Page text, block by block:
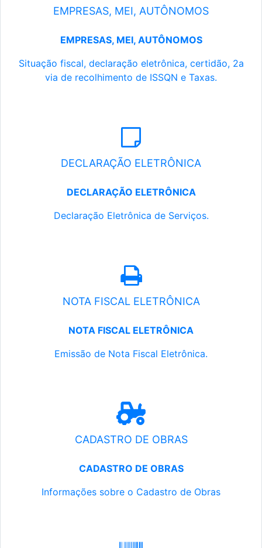
EMPRESAS, MEI, AUTÔNOMOS
EMPRESAS, MEI, AUTÔNOMOS
Situação fiscal, declaração eletrônica, certidão, 2a
via de recolhimento de ISSQN e Taxas.
DECLARAÇÃO ELETRÔNICA
DECLARAÇÃO ELETRÔNICA
Declaração Eletrônica de Serviços.
NOTA FISCAL ELETRÔNICA
NOTA FISCAL ELETRÔNICA
Emissão de Nota Fiscal Eletrônica.
CADASTRO DE OBRAS
CADASTRO DE OBRAS
Informações sobre o Cadastro de Obras